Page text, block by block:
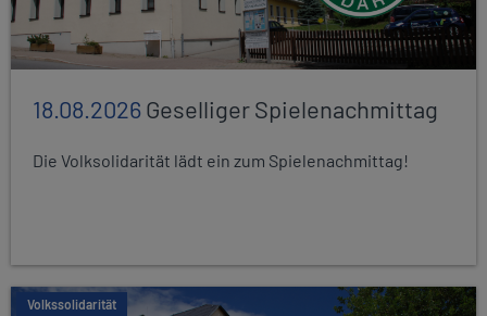
18.08.2026Geselliger Spielenachmittag
Die Volksolidarität lädt ein zum Spielenachmittag!
Volkssolidarität